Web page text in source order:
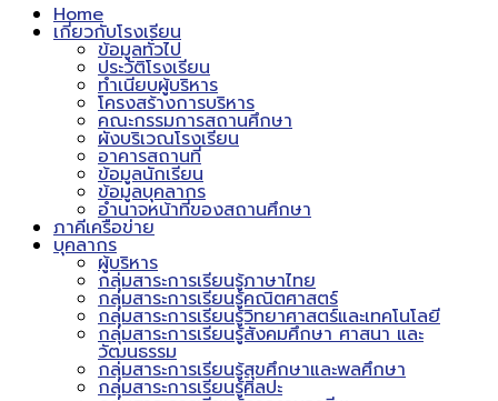
Home
เกี่ยวกับโรงเรียน
ข้อมูลทั่วไป
ประวัติโรงเรียน
ทำเนียบผู้บริหาร
โครงสร้างการบริหาร
คณะกรรมการสถานศึกษา
ผังบริเวณโรงเรียน
อาคารสถานที่
ข้อมูลนักเรียน
ข้อมูลบุคลากร
อำนาจหน้าที่ของสถานศึกษา
ภาคีเครือข่าย
บุคลากร
ผู้บริหาร
กลุ่มสาระการเรียนรู้ภาษาไทย
กลุ่มสาระการเรียนรู้คณิตศาสตร์
กลุ่มสาระการเรียนรู้วิทยาศาสตร์และเทคโนโลยี
กลุ่มสาระการเรียนรู้สังคมศึกษา ศาสนา และ
วัฒนธรรม
กลุ่มสาระการเรียนรู้สุขศึกษาและพลศึกษา
กลุ่มสาระการเรียนรู้ศิลปะ